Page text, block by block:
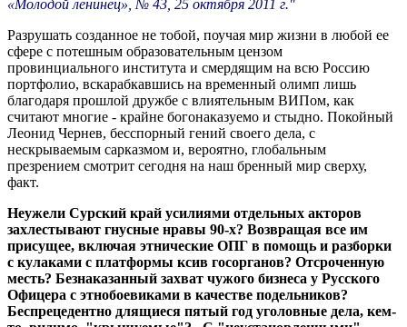
«Молодой ленинец», № 43, 25 октября 2011 г."
Разрушать созданное не тобой, поучая мир жизни в любой ее
сфере с потешным образовательным цензом
провинциального института и смердящим на всю Россию
портфолио, вскарабкавшись на временный олимп лишь
благодаря прошлой дружбе с влиятельным ВИПом, как
считают многие - крайне богонаказуемо и стыдно. Покойный
Леонид Чернев, бесспорный гений своего дела, с
нескрываемым сарказмом и, вероятно, глобальным
презрением смотрит сегодня на наш бренный мир сверху,
факт.
Неужели Сурский край усилиями отдельных акторов
захлестывают гнусные нравы 90-х? Возвращая все им
присущее, включая этнические ОПГ в помощь и разборки
с кулаками с платформы ксив госорганов? Отсроченную
месть? Безнаказанный захват чужого бизнеса у Русского
Офицера с этнобоевиками в качестве подельников?
Беспрецедентно длящиеся пятый год уголовные дела, кем-